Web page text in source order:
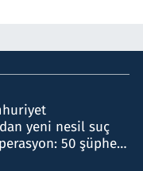
yeni nesil suç
50 şüpheli